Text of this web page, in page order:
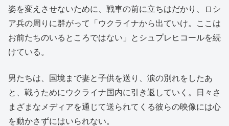
姿を変えさせないために、戦車の前に立ちはだかり、ロシ
ア兵の周りに群がって「ウクライナから出ていけ。ここは
お前たちのいるところではない」とシュプレヒコールを続
けている。
男たちは、国境まで妻と子供を送り、涙の別れをしたあ
と、戦うためにウクライナ国内に引き返していく。日々さ
まざまなメディアを通じて送られてくる彼らの映像には心
を動かさずにはいられない。